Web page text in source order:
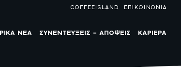
COFFEEISLAND ΕΠΙΚΟΙΝΩΝΙΑ
ΝΕΑ ΣΥΝΕΝΤΕΥΞΕΙΣ – ΑΠΟΨΕΙΣ ΚΑΡΙΕΡΑ